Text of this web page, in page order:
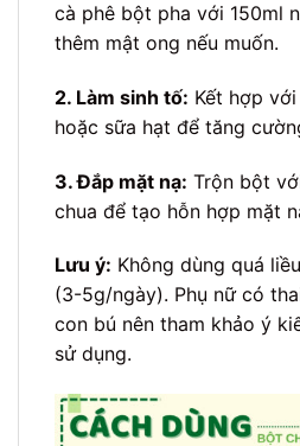
cà phê bột pha với 150ml
thêm mật ong nếu muốn.
2. Làm sinh tố: Kết hợp
hoặc sữa hạt để tăng
3. Đắp mặt nạ: Trộn bột
chua để tạo hỗn hợp mặt
Lưu ý: Không dùng quá
(3-5g/ngày). Phụ nữ có
con bú nên tham khảo ý
sử dụng.